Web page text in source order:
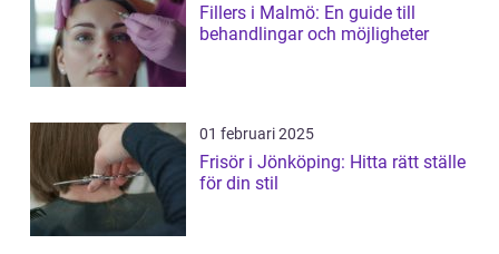
Fillers i Malmö: En guide till
behandlingar och möjligheter
01 februari 2025
Frisör i Jönköping: Hitta rätt ställe
för din stil